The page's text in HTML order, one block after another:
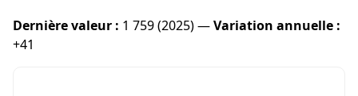
Dernière valeur : 1 759 (2025) —Variation annuelle :
+41